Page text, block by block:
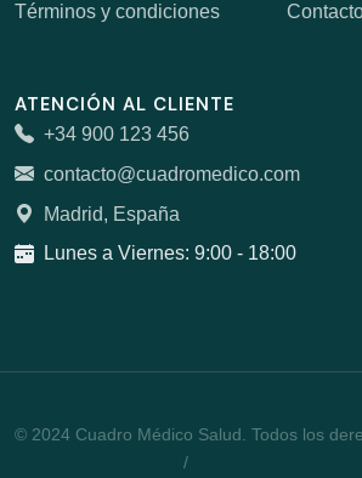
Términos y condiciones
ATENCIÓN AL CLIENTE
+34 900 123 456
contacto@cuadromedico.com
Madrid, España
Lunes a Viernes: 9:00 - 18:00
© 2024 Cuadro Médico Salud. Todos los
/